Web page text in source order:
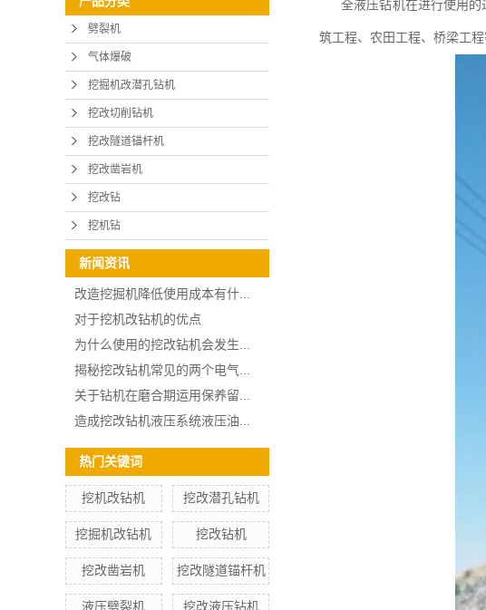
劈裂机
气体爆破
挖掘机改潜孔钻机
挖改切削钻机
挖改隧道锚杆机
挖改凿岩机
挖改钻
挖机钻
新闻资讯
改造挖掘机降低使用成本有什...
对于挖机改钻机的优点
为什么使用的挖改钻机会发生...
揭秘挖改钻机常见的两个电气...
关于钻机在磨合期运用保养留...
造成挖改钻机液压系统液压油...
热门关键词
挖机改钻机 挖改潜孔钻机
挖掘机改钻机 挖改钻机
挖改凿岩机 挖改隧道锚杆机
液压劈裂机 挖改液压钻机
全液压钻机在进行使用
筑工程、农田工程、桥梁工